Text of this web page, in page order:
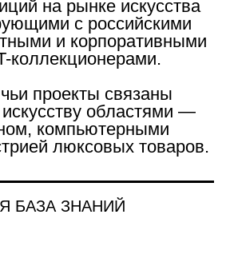
на рынке искусства
с российскими
и корпоративными
коллекционерами.
проекты связаны
областями —
компьютерными
люксовых товаров.
БАЗА ЗНАНИЙ